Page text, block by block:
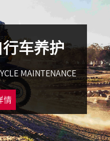
车养护
MAINTENANCE
情